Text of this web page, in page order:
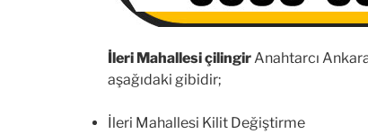
İleri Mahallesi çilingir Anahtarcı
aşağıdaki gibidir;
İleri Mahallesi Kilit Değiştirme